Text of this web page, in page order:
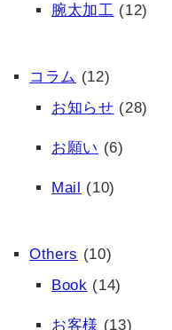
腕太加工 (12)
コラム (12)
お知らせ (28)
お願い (6)
Mail (10)
Others (10)
Book (14)
お客様 (13)